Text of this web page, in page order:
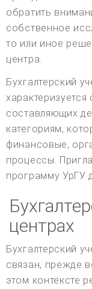
обратить
собственное
то или иное
центра.
Бухгалтерский
составляющих
категориям,
финансовые,
процессы.
программу УрГУ
центрах
Бухгалтерский
связан, прежде
этом контексте